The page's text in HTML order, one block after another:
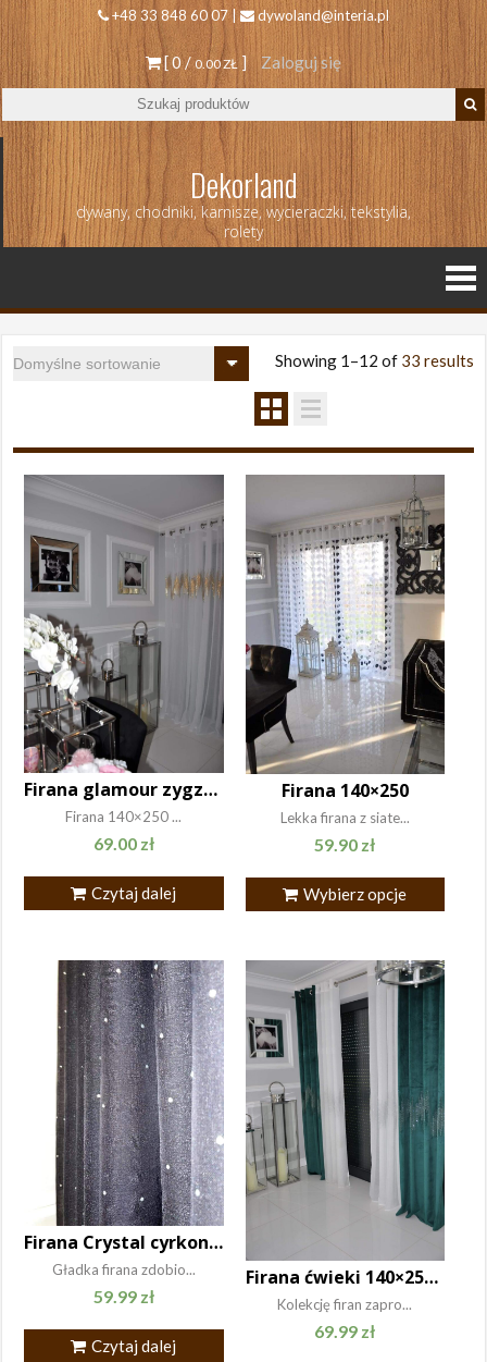
+48 33 848 60 07 | dywoland@interia.pl
[ 0 /0.00 ZŁ ] Zaloguj się
Dekorland
dywany, chodniki, karnisze, wycieraczki, tekstylia,
rolety
Showing 1–12 of 33 results
Firana glamour zygzak140x250 biała, złoto
Firana 140×250 ...
69.00 zł
Czytaj dalej
Firana 140×250
Lekka firana z siate...
59.90 zł
Wybierz opcje
Firana Crystal cyrkonie 140×250
Gładka firana zdobio...
59.99 zł
Czytaj dalej
Firana ćwieki 140×250 przelotka biała
Kolekcję firan zapro...
69.99 zł